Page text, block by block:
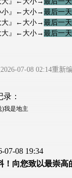
小』←大小→ 最后一天
大』←大小→最后一天
大』←大小→ 最后一天
07-08 02:14重新
：
)我是地主
07-08 19:34
！向您致以最崇高